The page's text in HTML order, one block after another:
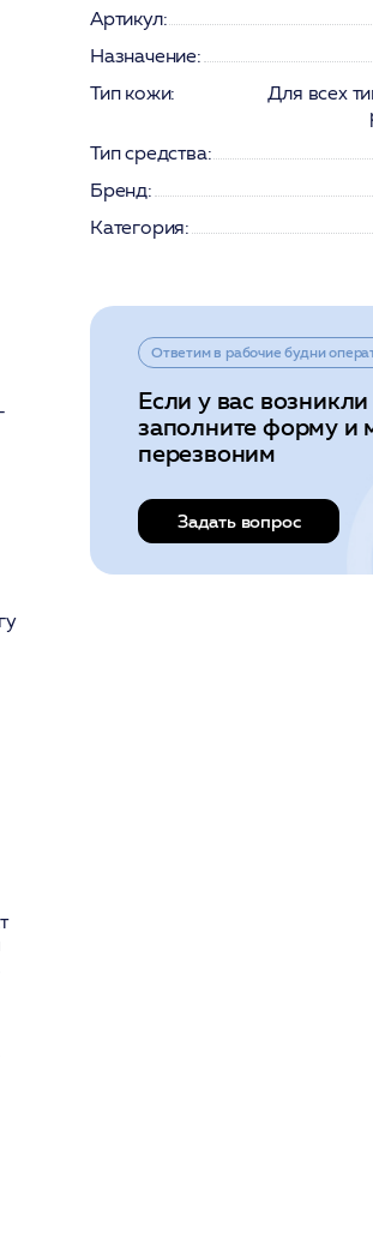
Артикул:
Назначение:
Тип кожи:
Для всех
Тип средства:
Бренд:
Категория:
Ответим в рабочие будни
Если у вас
заполните форму и
перезвоним
Задать вопрос